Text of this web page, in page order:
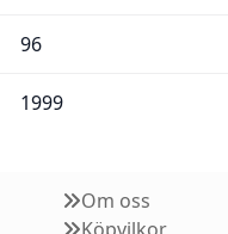
96
1999
Om oss